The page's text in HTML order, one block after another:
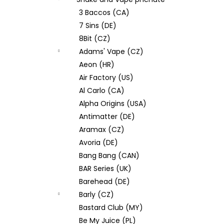
3 Baccos (CA)
7 Sins (DE)
8Bit (CZ)
Adams' Vape (CZ)
Aeon (HR)
Air Factory (US)
Al Carlo (CA)
Alpha Origins (USA)
Antimatter (DE)
Aramax (CZ)
Avoria (DE)
Bang Bang (CAN)
BAR Series (UK)
Barehead (DE)
Barly (CZ)
Bastard Club (MY)
Be My Juice (PL)
JOYETECH BF SS316 ATOMIZER 0,6OHM